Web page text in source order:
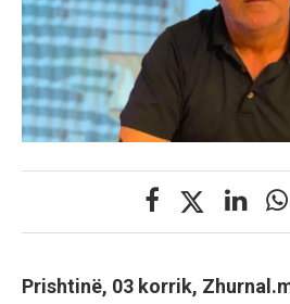
Prishtinë, 03 korrik,